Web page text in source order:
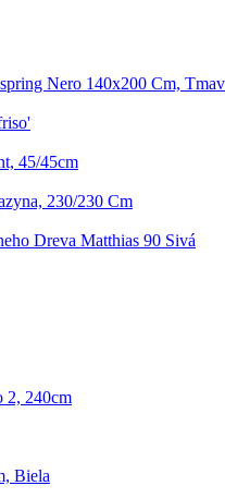
Nero 140x200 Cm,
45/45cm
230/230 Cm
Dreva Matthias 90 Sivá
2, 240cm
Biela